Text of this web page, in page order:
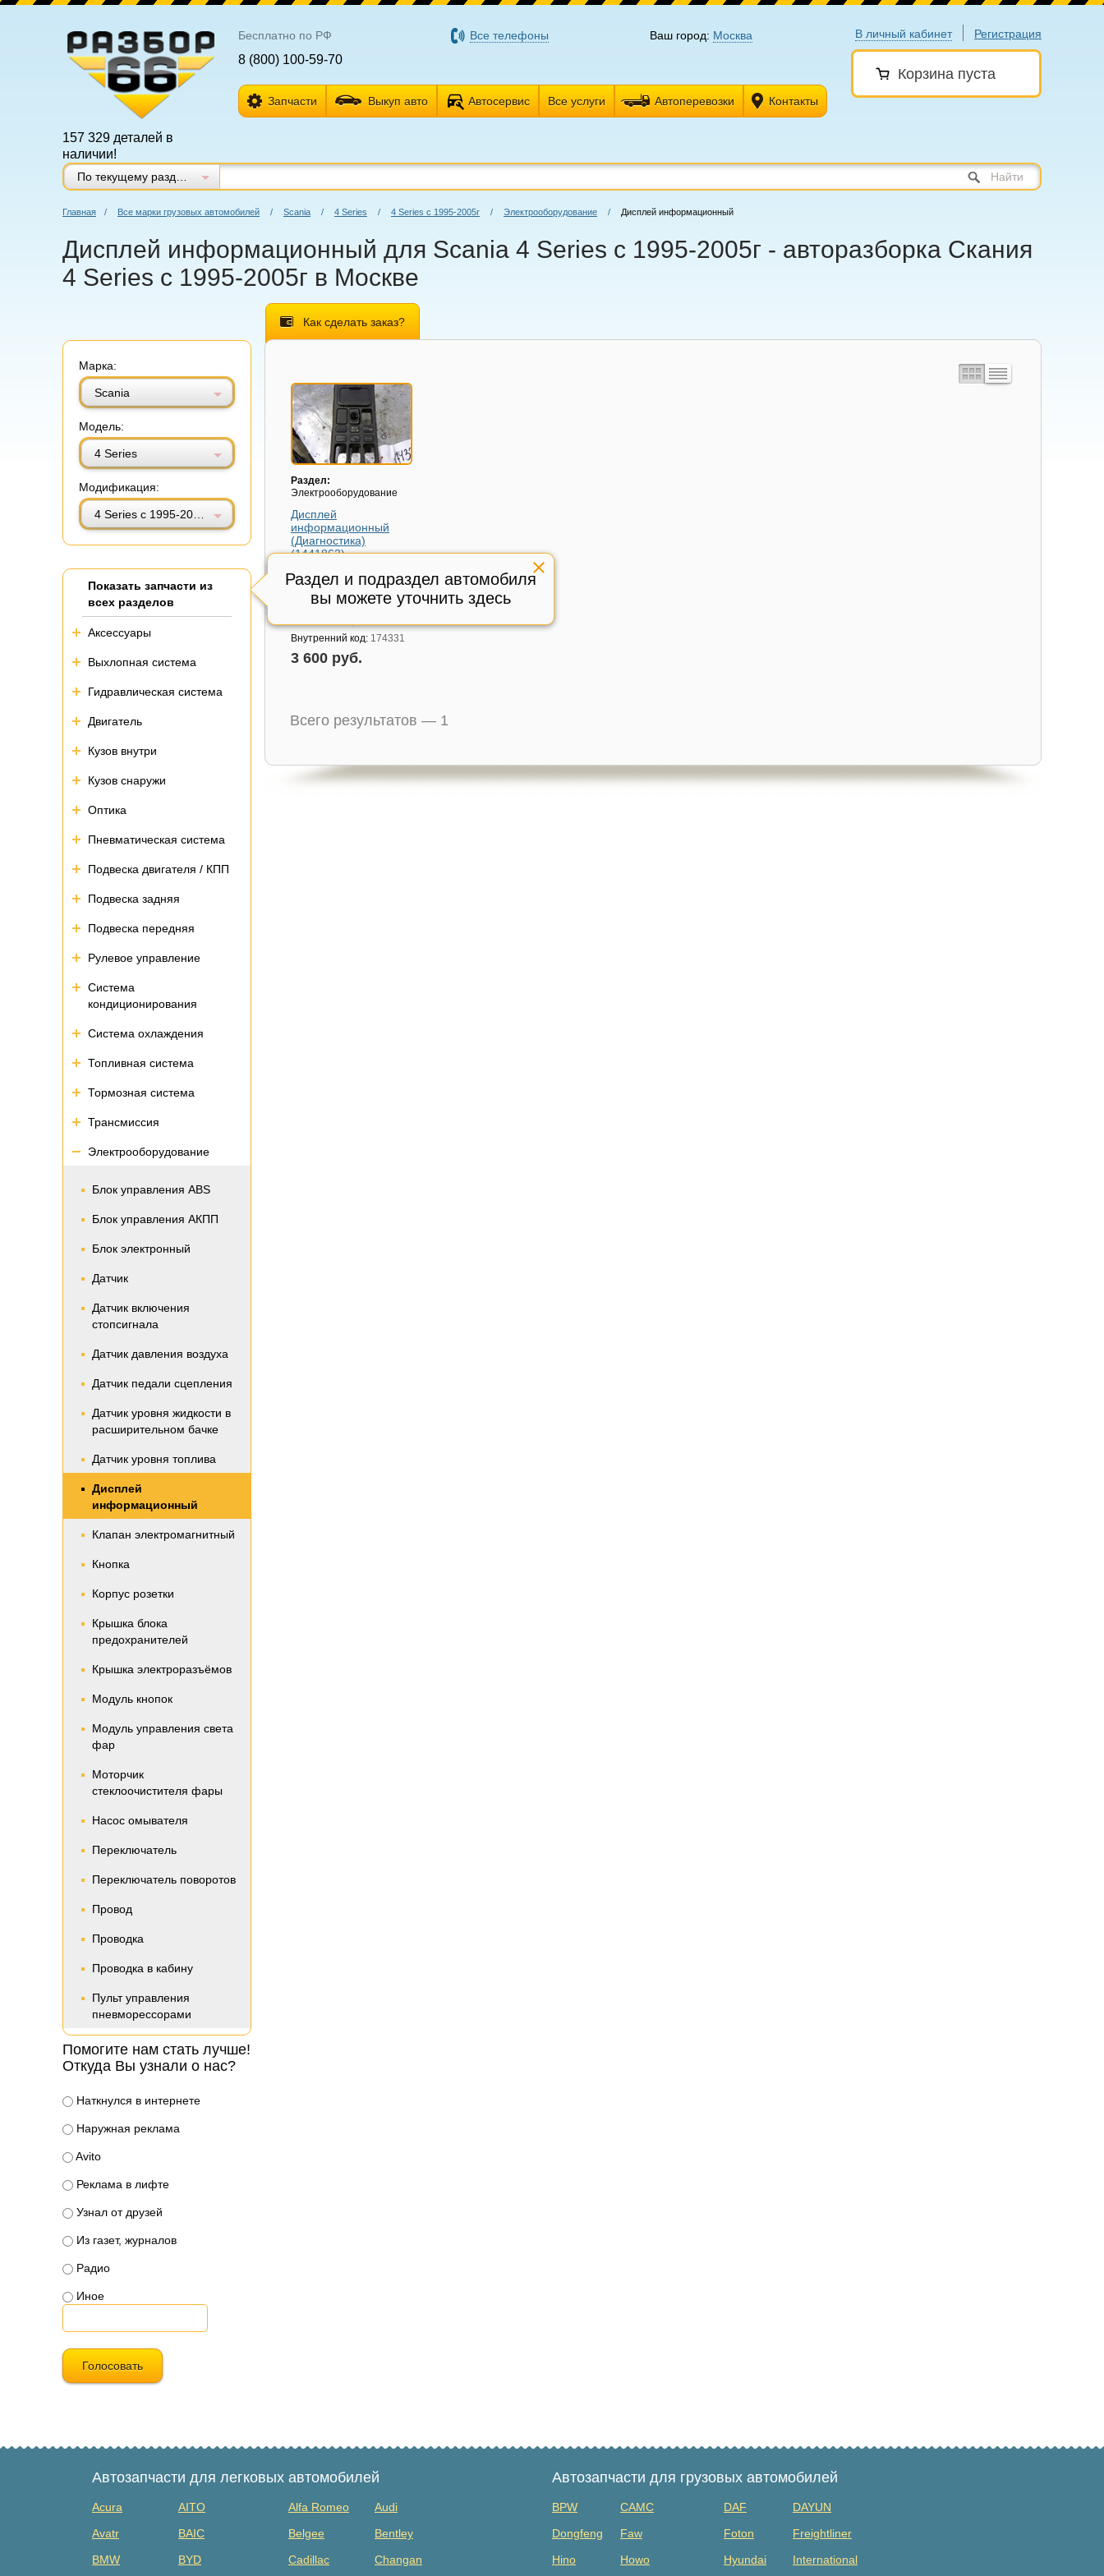
В личный кабинет Регистрация
Корзина пуста
157 329 деталей в
наличии!
Бесплатно по РФ
8 (800) 100-59-70
Все телефоны Ваш город: Москва
Запчасти Выкуп авто Автосервис Все услуги Автоперевозки Контакты
Найти
Главная / Все марки грузовых автомобилей / Scania / 4 Series / 4 Series с 1995-2005г / Электрооборудование / Дисплей информационный
Дисплей информационный для Scania 4 Series с 1995-2005г - авторазборка Скания
4 Series с 1995-2005г в Москве
Марка:
Scania
Модель:
4 Series
Модификация:
Раздел и подраздел автомобиля
вы можете уточнить здесь
Показать запчасти из
всех разделов
Аксессуары
Выхлопная система
Гидравлическая система
Двигатель
Кузов внутри
Кузов снаружи
Оптика
Пневматическая система
Подвеска двигателя / КПП
Подвеска задняя
Подвеска передняя
Рулевое управление
Система
кондиционирования
Система охлаждения
Топливная система
Тормозная система
Трансмиссия
Электрооборудование
Блок управления ABS
Блок управления АКПП
Блок электронный
Датчик
Датчик включения
стопсигнала
Датчик давления воздуха
Датчик педали сцепления
Датчик уровня жидкости в
расширительном бачке
Датчик уровня топлива
Дисплей
информационный
Клапан электромагнитный
Кнопка
Корпус розетки
Крышка блока
предохранителей
Крышка электроразъёмов
Модуль кнопок
Модуль управления света
фар
Моторчик
стеклоочистителя фары
Насос омывателя
Переключатель
Переключатель поворотов
Провод
Проводка
Проводка в кабину
Пульт управления
пневморессорами
Помогите нам стать лучше!
Откуда Вы узнали о нас?
Наткнулся в интернете
Наружная реклама
Avito
Реклама в лифте
Узнал от друзей
Из газет, журналов
Радио
Иное
Голосовать
Как сделать заказ?
Раздел:
Электрооборудование
Дисплей
информационный
(Диагностика)
(1441862)
Модель авто: Scania 4
Series с 1995-2005г
Артикул: 1441862
Внутренний код: 174331
3 600 руб.
Всего результатов — 1
Автозапчасти для легковых автомобилей
Acura AITO Alfa Romeo
Audi
Avatr
BAIC Belgee
Bentley
BMW
BYD Cadillac Changan
Автозапчасти для грузовых автомобилей
BPW CAMC DAF
DAYUN
Dongfeng
Faw Foton
Freightliner
Hino
Howo Hyundai International